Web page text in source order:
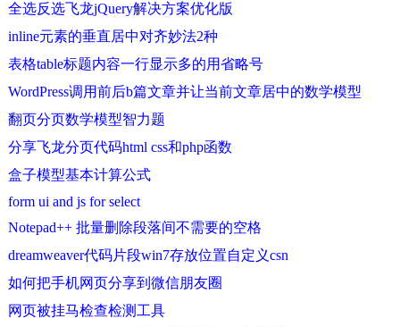
全选反选飞龙jQuery解决方案优化版
inline元素的垂直居中对齐妙法2种
表格table标题内容一行显示多的用省略号
WordPress调用前后b篇文章并让当前文章居中的数学模型
翻页分页数学模型智力题
分享飞龙分页代码html css和php函数
盒子模型基本计算公式
form ui and js for select
Notepad++ 批量删除段落间不需要的空格
dreamweaver代码片段win7存放位置自定义csn
如何把手机网页分享到微信朋友圈
网页被挂马检查检测工具